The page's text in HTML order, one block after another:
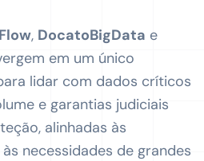
, DocatoBigData e
em um único
lidar com dados críticos
e garantias judiciais
alinhadas às
às necessidades de grandes